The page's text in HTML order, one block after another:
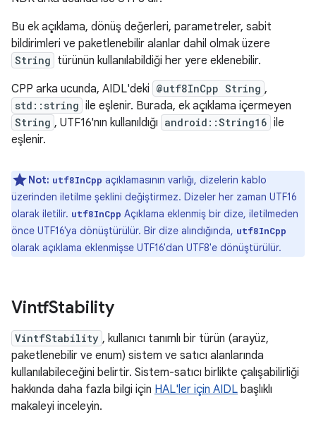
Bu ek açıklama, dönüş değerleri, parametreler, sabit
bildirimleri ve paketlenebilir alanlar dahil olmak üzere
String türünün kullanılabildiği her yere eklenebilir.
CPP arka ucunda, AIDL'deki @utf8InCpp String ,
std::string ile eşlenir. Burada, ek açıklama içermeyen
String , UTF16'nın kullanıldığı android::String16 ile
eşlenir.
Not: utf8InCpp açıklamasının varlığı, dizelerin kablo
üzerinden iletilme şeklini değiştirmez. Dizeler her zaman UTF16
olarak iletilir. utf8InCpp Açıklama eklenmiş bir dize, iletilmeden
önce UTF16'ya dönüştürülür. Bir dize alındığında, utf8InCpp
olarak açıklama eklenmişse UTF16'dan UTF8'e dönüştürülür.
VintfStability
VintfStability , kullanıcı tanımlı bir türün (arayüz,
paketlenebilir ve enum) sistem ve satıcı alanlarında
kullanılabileceğini belirtir. Sistem-satıcı birlikte çalışabilirliği
hakkında daha fazla bilgi için HAL'ler için AIDL başlıklı
makaleyi inceleyin.